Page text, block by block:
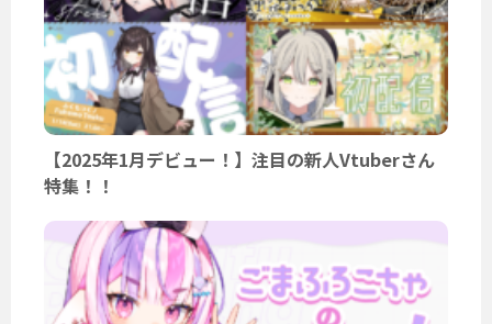
【2025年1月デビュー！】注目の新人Vtuberさん
特集！！